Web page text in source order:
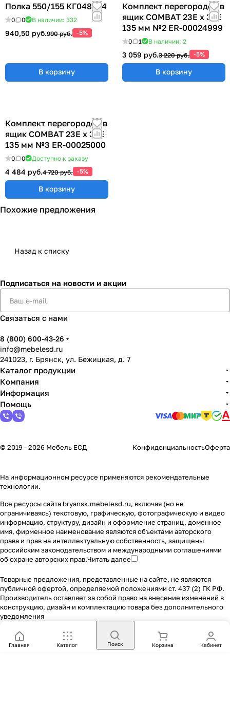
Полка 550/155 КГ048824
0 0 В наличии: 332
940,50 руб.990 руб. -5%
В корзину
Комплект перегородок в
ящик COMBAT 23Е х 36Е
135 мм №2 ER-00024999
0 1 В наличии: 2
3 059 руб.3 220 руб. -5%
В корзину
Комплект перегородок в
ящик COMBAT 23Е х 36Е
135 мм №3 ER-00025000
0 0 Доступно к заказу
4 484 руб.4 720 руб. -5%
В корзину
Похожие предложения
Назад к списку
Подписаться на новости и акции
Связаться с нами
8 (800) 600-43-26
info@mebelesd.ru
241023, г. Брянск, ул. Бежицкая, д. 7
Каталог продукции
Компания
Информация
Помощь
© 2019 - 2026 Мебель ЕСД КонфиденциальностьОферта
На информационном ресурсе применяются рекомендательные
технологии.
Все ресурсы сайта bryansk.mebelesd.ru, включая (но не
ограничиваясь) текстовую, графическую, фотографическую и видео
информацию, структуру, дизайн и оформление страниц, доменное
имя, фирменное наименование являются объектами авторского
права и прав на интеллектуальную собственность, защищены
российским законодательством и международными соглашениями
об охране авторских прав.Читать далее
Товарные предложения, представленные на сайте, не являются
публичной офертой, определяемой положениями ст. 437 (2) ГК РФ.
Производитель оставляет за собой право на внесение изменений в
конструкцию, дизайн и комплектацию товара без дополнительного
уведомления
Главная Каталог Поиск Корзина Кабинет